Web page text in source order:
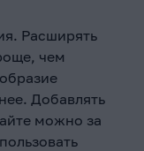
Расширять
чем
Добавлять
можно за